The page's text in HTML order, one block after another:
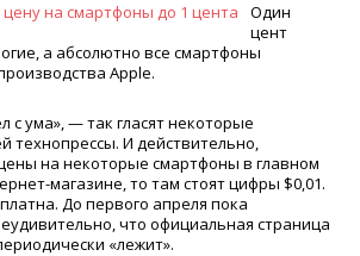
Один
цент
а абсолютно все смартфоны
Apple.
с ума», — так гласят некоторые
технопрессы. И действительно,
на некоторые смартфоны в главном
магазине, то там стоят цифры $0,01.
До первого апреля пока
что официальная страница
«лежит».